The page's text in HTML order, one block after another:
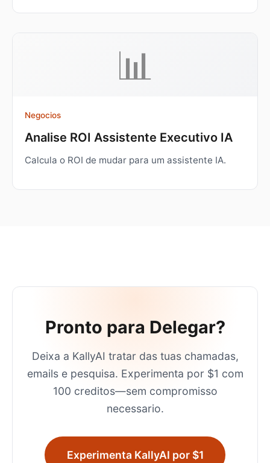
📊
Negocios
Analise ROI Assistente Executivo IA
Calcula o ROI de mudar para um assistente IA.
Pronto para Delegar?
Deixa a KallyAI tratar das tuas chamadas,
emails e pesquisa. Experimenta por $1 com
100 creditos—sem compromisso
necessario.
Experimenta KallyAI por $1